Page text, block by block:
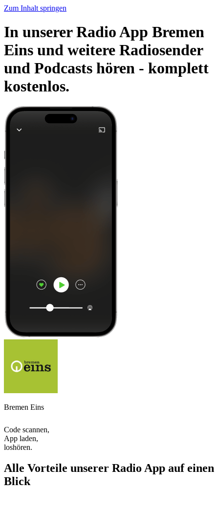
Zum Inhalt springen
In unserer Radio App Bremen
Eins und weitere Radiosender
und Podcasts hören - komplett
kostenlos.
Bremen Eins
Code scannen,
App laden,
loshören.
Alle Vorteile unserer Radio App auf einen
Blick